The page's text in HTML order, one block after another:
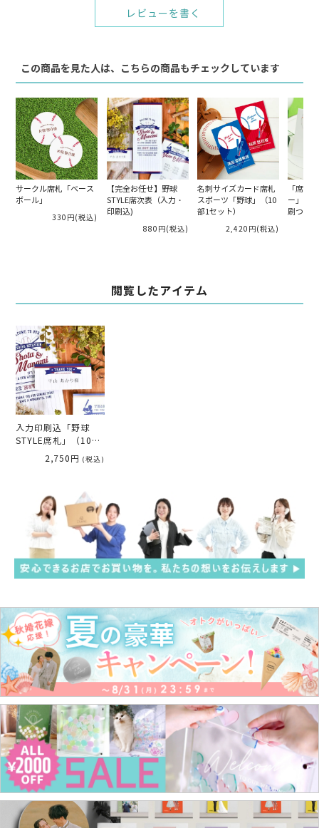
レビューを書く
この商品を見た人は、こちらの商品もチェックしています
サークル席札「ベース
ボール」
330円(税込)
【完全お任せ】野球
STYLE席次表（入力・
印刷込)
880円(税込)
名刺サイズカード席札
スポーツ「野球」（10
部1セット）
2,420円(税込)
「席札
ー」ベ
刷つき
閲覧したアイテム
入力印刷込「野球
STYLE席札」（10部
1セット）2,750円 (税込)